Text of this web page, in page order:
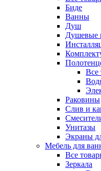
Биде
Ванны
Душ
Душевые
Все
Раковины
Слив и
Унитазы
Экраны
Мебель для
Все
Зеркала